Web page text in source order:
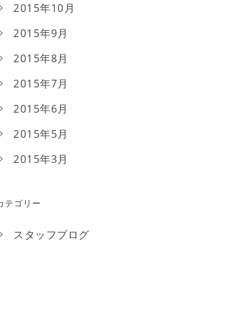
2015年10月
2015年9月
2015年8月
2015年7月
2015年6月
2015年5月
2015年3月
テゴリー
スタッフブログ